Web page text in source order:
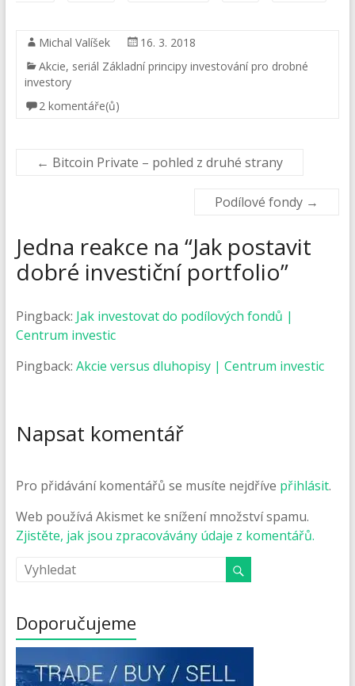
Michal Valíšek
16. 3. 2018
Akcie, seriál Základní principy investování pro drobné
investory
2 komentáře(ů)
← Bitcoin Private – pohled z druhé strany
Podílové fondy →
Jedna reakce na “Jak postavit
dobré investiční portfolio”
Pingback: Jak investovat do podílových fondů |
Centrum investic
Pingback: Akcie versus dluhopisy | Centrum investic
Napsat komentář
Pro přidávání komentářů se musíte nejdříve přihlásit.
Web používá Akismet ke snížení množství spamu.
Zjistěte, jak jsou zpracovávány údaje z komentářů.
Doporučujeme